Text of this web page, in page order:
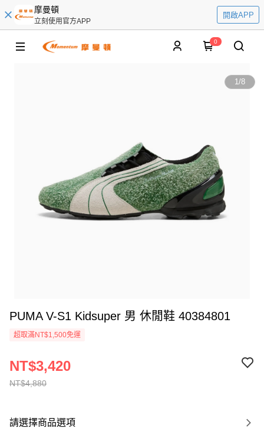
摩曼頓
立刻使用官方APP
開啟APP
0
1/8
PUMA V-S1 Kidsuper 男 休閒鞋 40384801
超取滿NT$1,500免運
NT$4,880
NT$3,420
請選擇商品選項